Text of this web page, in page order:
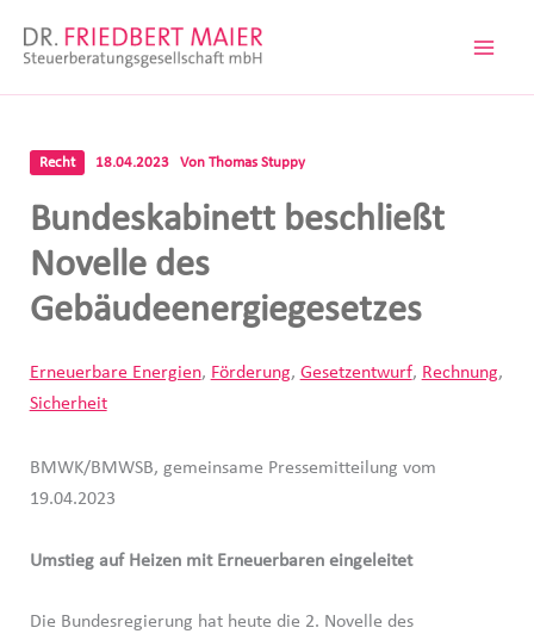
Inhalt
Recht 18.04.2023 Von Thomas Stuppy
Bundeskabinett beschließt
Novelle des
Gebäudeenergiegesetzes
Erneuerbare Energien, Förderung, Gesetzentwurf, Rechnung,
Sicherheit
BMWK/BMWSB, gemeinsame Pressemitteilung vom
19.04.2023
Umstieg auf Heizen mit Erneuerbaren eingeleitet
Die Bundesregierung hat heute die 2. Novelle des